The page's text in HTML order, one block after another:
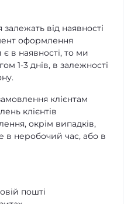
від наявності
оформлення
в наявності, то ми
1-3 днів, в залежності
клієнтам
клієнтів
окрім випадків,
в неробочий час, або в
пошті